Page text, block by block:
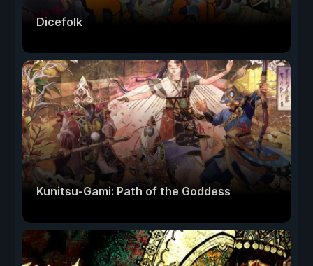
Dicefolk
Kunitsu-Gami: Path of the Goddess